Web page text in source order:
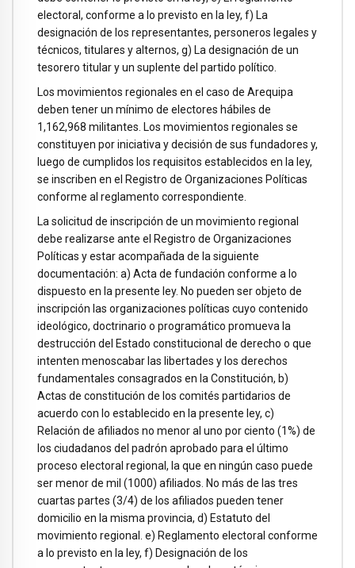
electoral, conforme a lo previsto en la ley, f) La
designación de los representantes, personeros legales y
técnicos, titulares y alternos, g) La designación de un
tesorero titular y un suplente del partido político.
Los movimientos regionales en el caso de Arequipa
deben tener un mínimo de electores hábiles de
1,162,968 militantes. Los movimientos regionales se
constituyen por iniciativa y decisión de sus fundadores y,
luego de cumplidos los requisitos establecidos en la ley,
se inscriben en el Registro de Organizaciones Políticas
conforme al reglamento correspondiente.
La solicitud de inscripción de un movimiento regional
debe realizarse ante el Registro de Organizaciones
Políticas y estar acompañada de la siguiente
documentación: a) Acta de fundación conforme a lo
dispuesto en la presente ley. No pueden ser objeto de
inscripción las organizaciones políticas cuyo contenido
ideológico, doctrinario o programático promueva la
destrucción del Estado constitucional de derecho o que
intenten menoscabar las libertades y los derechos
fundamentales consagrados en la Constitución, b)
Actas de constitución de los comités partidarios de
acuerdo con lo establecido en la presente ley, c)
Relación de afiliados no menor al uno por ciento (1%) de
los ciudadanos del padrón aprobado para el último
proceso electoral regional, la que en ningún caso puede
ser menor de mil (1000) afiliados. No más de las tres
cuartas partes (3/4) de los afiliados pueden tener
domicilio en la misma provincia, d) Estatuto del
movimiento regional. e) Reglamento electoral conforme
a lo previsto en la ley, f) Designación de los